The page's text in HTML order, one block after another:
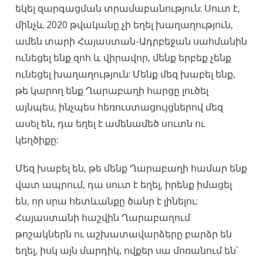
եկել զարգացման տրամաբանություն: Սուտ է,
մինչև 2020 թվականը չի եղել խաղաղություն,
ամեն տարի Հայաստան-Ադրբեջան սահմանին
ունեցել ենք զոհ և վիրավոր, մենք երբեք չենք
ունեցել խաղաղություն: Մենք մեզ խաբել ենք,
թե կարող ենք Ղարաբաղի հարցը լուծել
այնպես, ինչպես հեռուստացույցներով մեզ
ասել են, դա եղել է ամենամեծ սուտն ու
կեղծիքը:
Մեզ խաբել են, թե մենք Ղարաբաղի համար ենք
վատ ապրում, դա սուտ է եղել, իրենք իմացել
են, որ սրա հետևանքը ծանր է լինելու:
Հայաստանի հաշվին Ղարաբաղում
թոշակներն ու աշխատավարձերը բարձր են
եղել, իսկ այն մարդիկ, ովքեր սա մոռանում են՝